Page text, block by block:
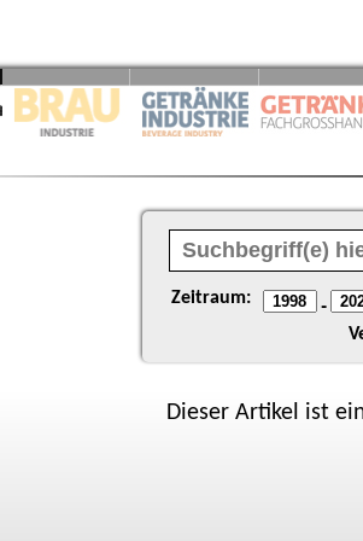
Zeitraum: -
Dieser Artikel ist